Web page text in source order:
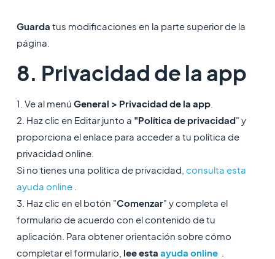
Guarda tus modificaciones en la parte superior de la
página.
8. Privacidad de la app
1. Ve al menú General > Privacidad de la app.
2. Haz clic en Editar junto a "Política de privacidad" y
proporciona el enlace para acceder a tu política de
privacidad online.
Si no tienes una política de privacidad, consulta esta
ayuda online.
3. Haz clic en el botón "Comenzar" y completa el
formulario de acuerdo con el contenido de tu
aplicación. Para obtener orientación sobre cómo
completar el formulario, lee esta ayuda online